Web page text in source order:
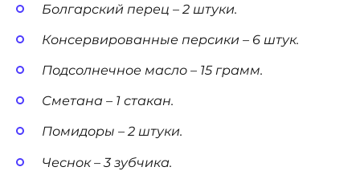
Болгарский перец – 2 штуки.
Консервированные персики – 6 штук.
Подсолнечное масло – 15 грамм.
Сметана – 1 стакан.
Помидоры – 2 штуки.
Чеснок – 3 зубчика.